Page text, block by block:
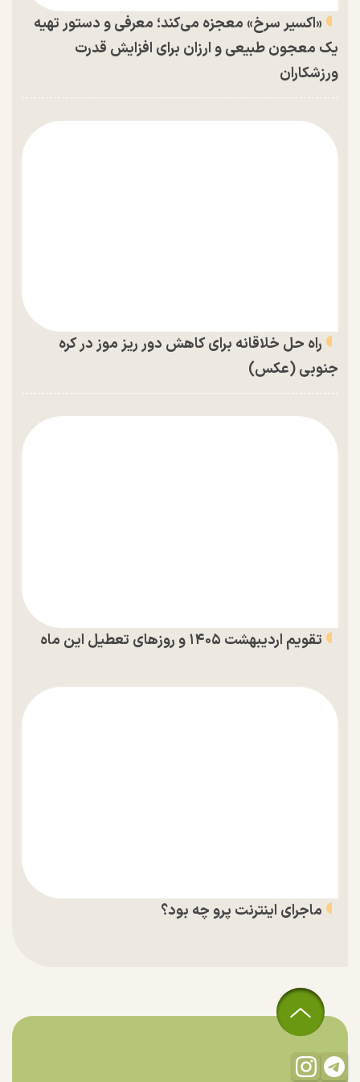
«اکسیر سرخ» معجزه می‌کند؛ معرفی و دستور تهیه
یک معجون طبیعی و ارزان برای افزایش قدرت
ورزشکاران
راه حل خلاقانه برای کاهش دور ریز موز در کره
جنوبی (عکس)
تقویم اردیبهشت ۱۴۰۵ و روز‌های تعطیل این ماه
ماجرای اینترنت پرو چه بود؟